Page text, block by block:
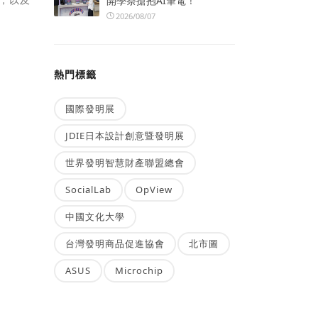
2026/08/07
熱門標籤
國際發明展
JDIE日本設計創意暨發明展
世界發明智慧財產聯盟總會
SocialLab OpView
中國文化大學
台灣發明商品促進協會 北市圖
ASUS Microchip